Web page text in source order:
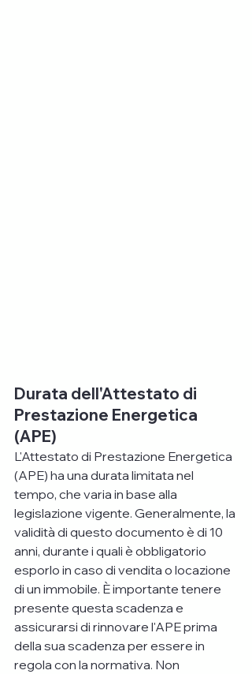
Durata dell'Attestato di
Prestazione Energetica
(APE)
L'Attestato di Prestazione Energetica
(APE) ha una durata limitata nel
tempo, che varia in base alla
legislazione vigente. Generalmente, la
validità di questo documento è di 10
anni, durante i quali è obbligatorio
esporlo in caso di vendita o locazione
di un immobile. È importante tenere
presente questa scadenza e
assicurarsi di rinnovare l'APE prima
della sua scadenza per essere in
regola con la normativa. Non